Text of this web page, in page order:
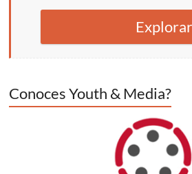
Explorar
Conoces Youth & Media?